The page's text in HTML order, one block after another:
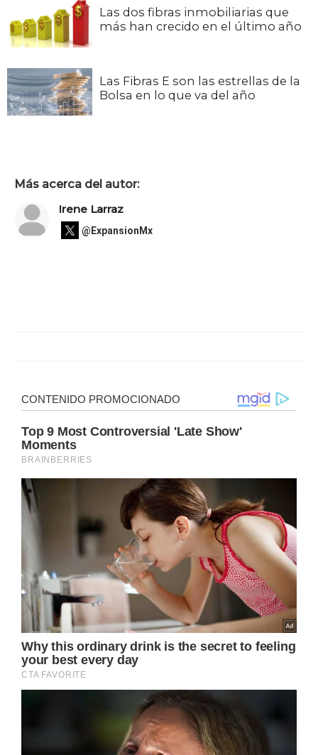
Las dos fibras inmobiliarias que
más han crecido en el último año
Las Fibras E son las estrellas de la
Bolsa en lo que va del año
Más acerca del autor:
Irene Larraz
@ExpansionMx